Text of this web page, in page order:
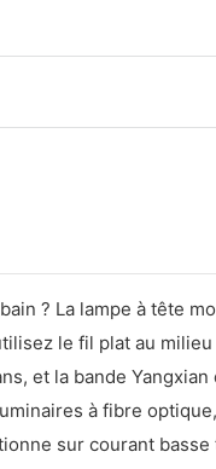
? La lampe à tête
le fil plat au
et la bande
à fibre
sur courant